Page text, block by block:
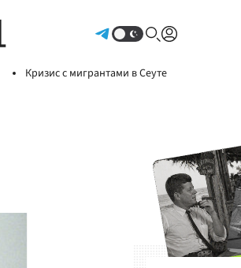
Кризис с мигрантами в Сеуте